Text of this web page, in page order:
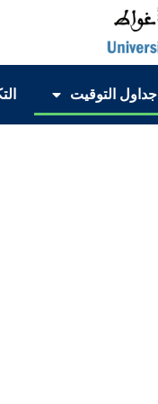
جداول التوقيت